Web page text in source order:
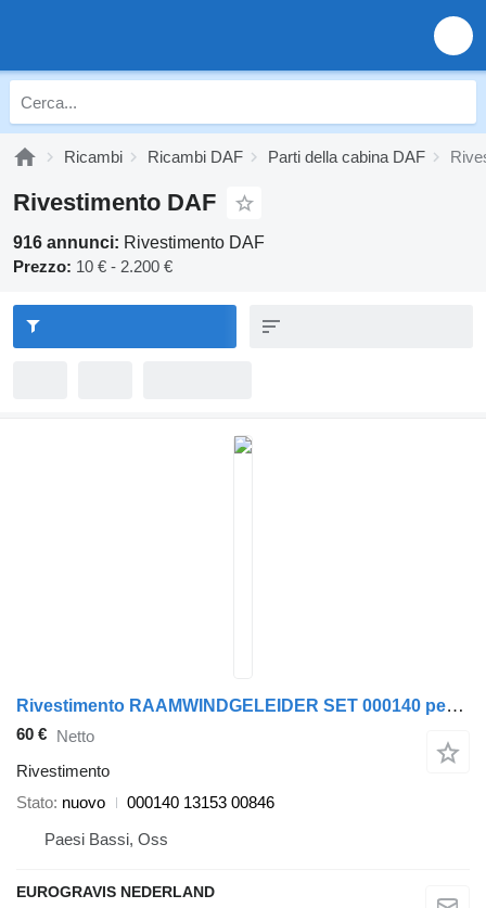
Ricambi Ricambi DAF Parti della cabina DAF
Rivestimento DAF
916 annunci: Rivestimento DAF
Prezzo: 10 € - 2.200 €
Rivestimento RAAMWINDGELEIDER SET 000140 per trattore stradale DAF XF 106
60 € Netto
Rivestimento
Stato nuovo
000140 13153 00846
Paesi Bassi, Oss
EUROGRAVIS NEDERLAND